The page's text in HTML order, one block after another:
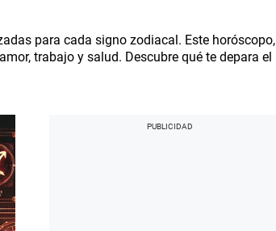
para cada signo zodiacal. Este horóscopo,
trabajo y salud. Descubre qué te depara el